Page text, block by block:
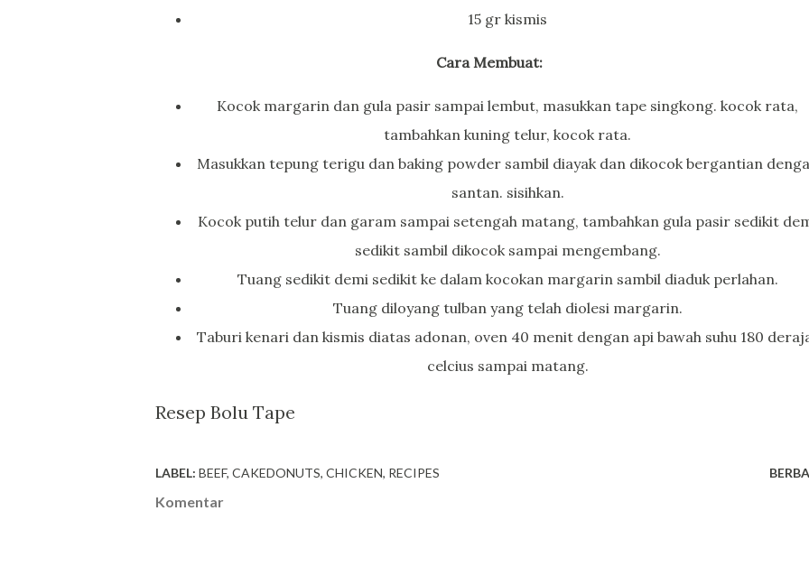
15 gr kismis
Cara Membuat:
Kocok margarin dan gula pasir sampai lembut, masukkan tape singkong. kocok rata,
tambahkan kuning telur, kocok rata.
Masukkan tepung terigu dan baking powder sambil diayak dan dikocok bergantian
santan. sisihkan.
Kocok putih telur dan garam sampai setengah matang, tambahkan gula pasir sedikit
sedikit sambil dikocok sampai mengembang.
Tuang sedikit demi sedikit ke dalam kocokan margarin sambil diaduk perlahan.
Tuang diloyang tulban yang telah diolesi margarin.
Taburi kenari dan kismis diatas adonan, oven 40 menit dengan api bawah suhu 180
celcius sampai matang.
Resep Bolu Tape
LABEL: BEEF CAKEDONUTS CHICKEN RECIPES
Komentar